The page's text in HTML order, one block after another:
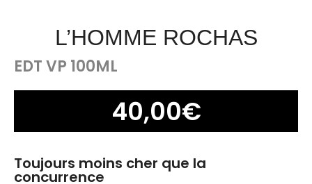
L’HOMME ROCHAS
EDT VP 100ML
40,00€
Toujours moins cher que la
concurrence